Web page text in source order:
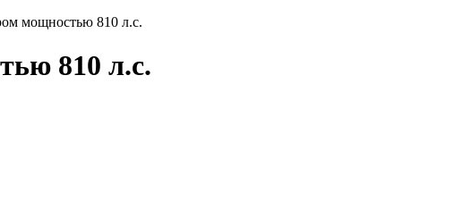
мощностью 810 л.с.
810 л.с.